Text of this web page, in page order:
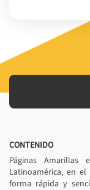
CONTENIDO
Páginas
Latinoamérica, en
forma rápida y